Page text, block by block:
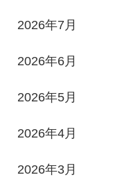
2026年7月
2026年6月
2026年5月
2026年4月
2026年3月